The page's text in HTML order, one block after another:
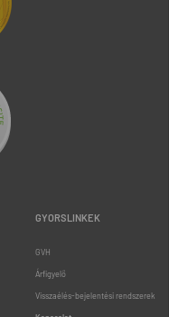
GYORSLINKEK
GVH
Árfigyelő
Visszaélés-bejelentési rendszerek